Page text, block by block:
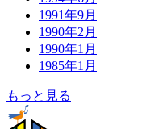
1991年9月
1990年2月
1990年1月
1985年1月
もっと見る